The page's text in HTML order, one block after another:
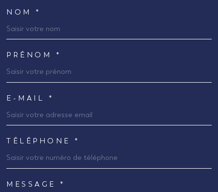
TRAD_MELTEM_VOSCOORDONNEES
NOM *
PRÉNOM *
E-MAIL *
TÉLÉPHONE *
TRAD_MELTEM_VOREDEMANDE
MESSAGE *